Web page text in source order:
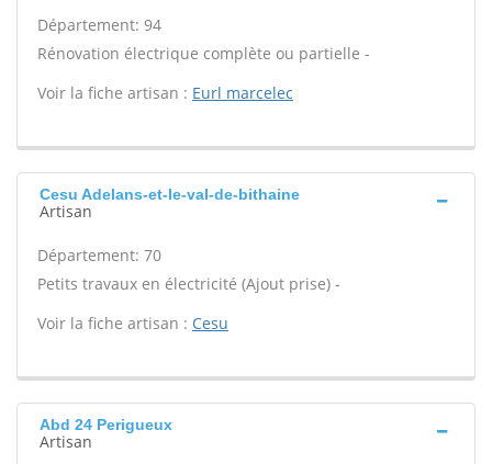
Département: 94
Rénovation électrique complète ou partielle -
Voir la fiche artisan : Eurl marcelec
Cesu Adelans-et-le-val-de-bithaine
Artisan
Département: 70
Petits travaux en électricité (Ajout prise) -
Voir la fiche artisan : Cesu
Abd 24 Perigueux
Artisan